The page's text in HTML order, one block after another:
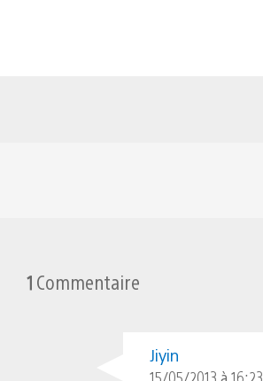
1 Commentaire
Jiyin
15/05/2013 à 16:23